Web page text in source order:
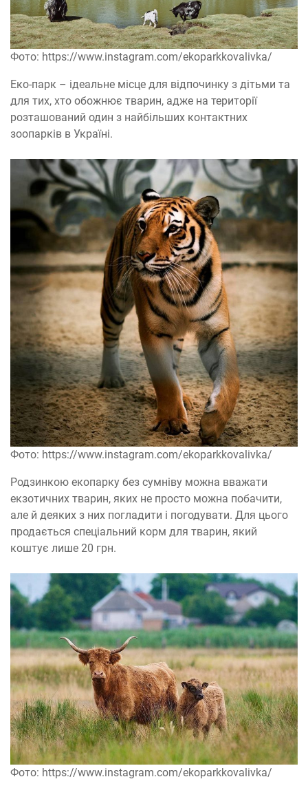
Фото: https://www.instagram.com/ekoparkkovalivka/
Еко-парк – ідеальне місце для відпочинку з дітьми та
для тих, хто обожнює тварин, адже на території
розташований один з найбільших контактних
зоопарків в Україні.
Фото: https://www.instagram.com/ekoparkkovalivka/
Родзинкою екопарку без сумніву можна вважати
екзотичних тварин, яких не просто можна побачити,
але й деяких з них погладити і погодувати. Для цього
продається спеціальний корм для тварин, який
коштує лише 20 грн.
Фото: https://www.instagram.com/ekoparkkovalivka/